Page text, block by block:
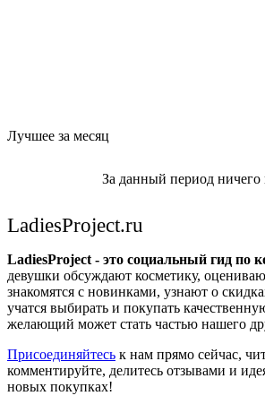
Лучшее за месяц
За данный период ничего
LadiesProject.ru
LadiesProject - это социальный гид по
девушки обсуждают косметику,
знакомятся с новинками, узнают о
учатся выбирать и покупать
желающий может стать частью нашего
Присоединяйтесь к нам прямо сейчас,
комментируйте, делитесь отзывами и
новых покупках!